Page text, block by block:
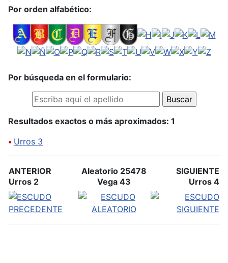
Por orden alfabético:
Por búsqueda en el formulario:
Resultados exactos o más aproximados: 1
• Urros 3
ANTERIOR
Urros 2
Aleatorio 25478
Vega 43
SIGUIENTE
Urros 4